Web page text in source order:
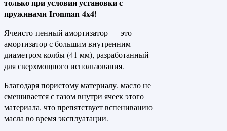
пружинами Ironman 4x4!
Ячеисто-пенный амортизатор — это
амортизатор с большим внутренним
диаметром колбы (41 мм), разработанный
для сверхмощного использования.
Благодаря пористому материалу, масло не
смешивается с газом внутри ячеек этого
материала, что препятствует вспениванию
масла во время эксплуатации.